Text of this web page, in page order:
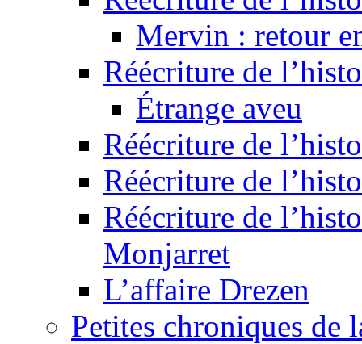
Mervin : retour
Réécriture de
Étrange aveu
Réécriture de
Réécriture de
Réécriture de
Monjarret
L’affaire Drezen
Petites chroniques de